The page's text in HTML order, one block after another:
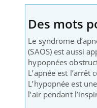
Des mots
Le syndrome
(SAOS) est aussi
hypopnées
L’apnée est
L’hypopnée est
l’air pendant